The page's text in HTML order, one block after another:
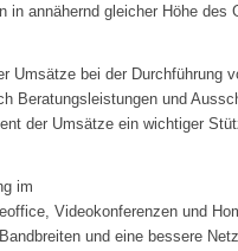
in annähernd gleicher Höhe des
Umsätze bei der Durchführung
Beratungsleistungen und
der Umsätze ein wichtiger
im
Videokonferenzen und
und eine bessere